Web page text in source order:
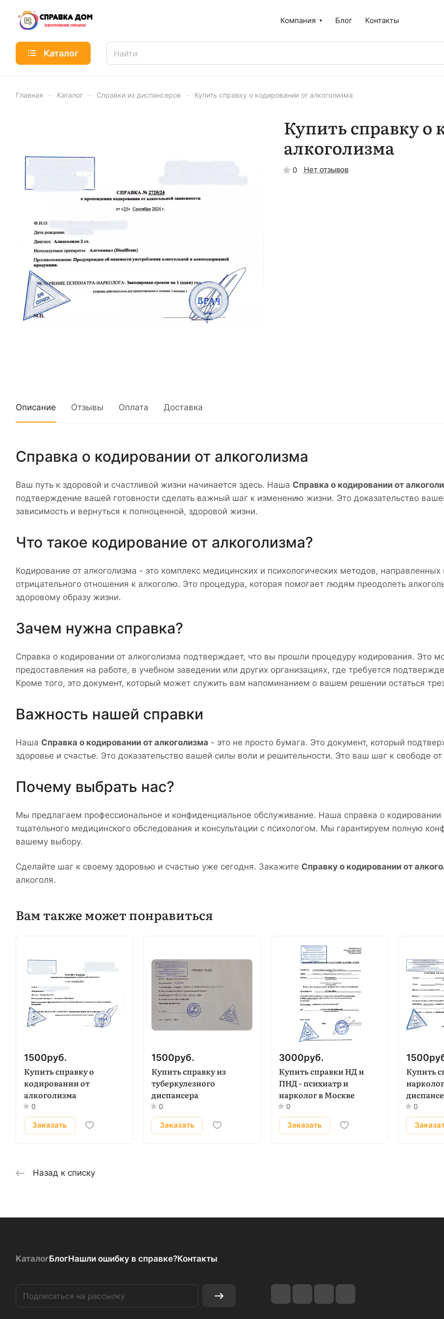
Компания Блог Контакты
Каталог
Главная – Каталог – Справки из диспансеров – Купить справку о кодировании от алкоголизма
Купить справку о
алкоголизма
0 Нет отзывов
Описание Отзывы Оплата Доставка
Справка о кодировании от алкоголизма
Ваш путь к здоровой и счастливой жизни начинается здесь. Наша Справка о кодировании от
подтверждение вашей готовности сделать важный шаг к изменению жизни. Это доказательство
зависимость и вернуться к полноценной, здоровой жизни.
Что такое кодирование от алкоголизма?
Кодирование от алкоголизма - это комплекс медицинских и психологических методов,
отрицательного отношения к алкоголю. Это процедура, которая помогает людям преодолеть
здоровому образу жизни.
Зачем нужна справка?
Справка о кодировании от алкоголизма подтверждает, что вы прошли процедуру кодирования. Это
предоставления на работе, в учебном заведении или других организациях, где требуется
Кроме того, это документ, который может служить вам напоминанием о вашем решении остаться
Важность нашей справки
Наша Справка о кодировании от алкоголизма - это не просто бумага. Это документ, который
здоровье и счастье. Это доказательство вашей силы воли и решительности. Это ваш шаг к свободе
Почему выбрать нас?
Мы предлагаем профессиональное и конфиденциальное обслуживание. Наша справка о кодировании
тщательного медицинского обследования и консультации с психологом. Мы гарантируем полную
вашему выбору.
Сделайте шаг к своему здоровью и счастью уже сегодня. Закажите Справку о кодировании от
алкоголя.
Вам также может понравиться
1500руб.
Купить справку о
кодировании от
алкоголизма
0
Заказать
1500руб.
Купить справку из
туберкулезного
диспансера
0
Заказать
3000руб.
Купить справки НД и
ПНД - психиатр и
нарколог в Москве
0
Заказать
1500
Купить
0
Назад к списку
КаталогБлогНашли ошибку в справке?Контакты